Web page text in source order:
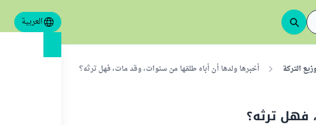
العربية
التركة أخبرها ولدها أن أباه طلقها من سنوات، وقد مات، فهل ترثه؟
فهل ترثه؟